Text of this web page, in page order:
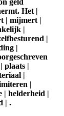
geld
Het |
| mijmert |
|
|
|
plaats |
|
|
| helderheid |
| .